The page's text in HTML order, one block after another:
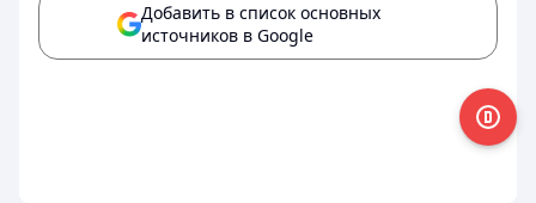
Добавить в список основных
источников в Google